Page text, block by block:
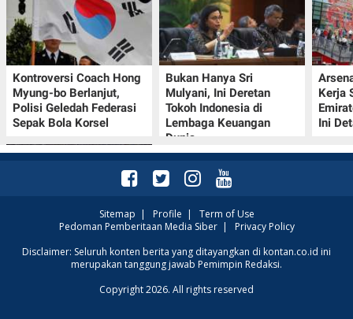
Kontroversi Coach Hong
Myung-bo Berlanjut,
Polisi Geledah Federasi
Sepak Bola Korsel
Bukan Hanya Sri
Mulyani, Ini Deretan
Tokoh Indonesia di
Lembaga Keuangan
Dunia
Kerja
Ini
Klasemen Grup A Piala
AFF 2026: Ini Skenario
Sitemap | Profile | Term of Use
Pedoman Pemberitaan Media Siber| Privacy Policy
Disclaimer: Seluruh konten berita yang ditayangkan di kontan.co.id ini
merupakan tanggung jawab Pemimpin Redaksi.
Copyright 2026. All rights reserved